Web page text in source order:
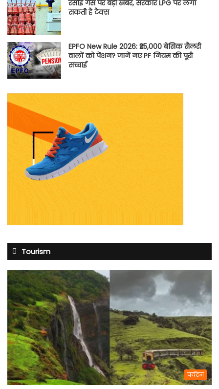
रसोई गैस पर बड़ी खबर, सरकार LPG पर लगा
सकती है टैक्स
EPFO New Rule 2026: ₹25,000 बेसिक सैलरी
वालों को पेंशन? जानें नए PF नियम की पूरी
सच्चाई
Tourism
पर्यटन